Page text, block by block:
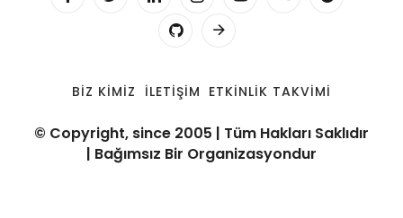
BIZ KIMIZ İLETIŞIM ETKINLIK TAKVIMI
© Copyright, since 2005 | Tüm Hakları Saklıdır
| Bağımsız Bir Organizasyondur